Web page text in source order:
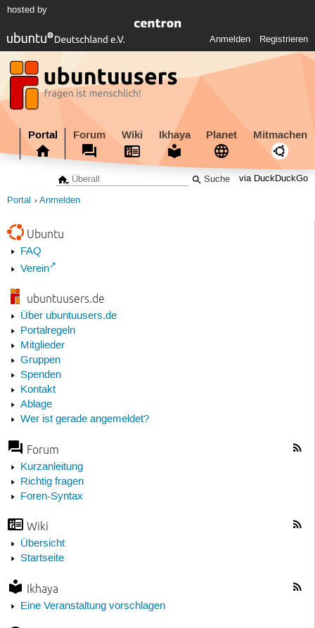
hosted by
Anmelden Registrieren
Portal Forum Wiki Ikhaya Planet Mitmachen
via DuckDuckGo
Portal Anmelden
Ubuntu
FAQ
Verein
ubuntuusers.de
Über ubuntuusers.de
Portalregeln
Mitglieder
Gruppen
Spenden
Kontakt
Ablage
Wer ist gerade angemeldet?
Forum
Kurzanleitung
Richtig fragen
Foren-Syntax
Wiki
Übersicht
Startseite
Ikhaya
Eine Veranstaltung vorschlagen